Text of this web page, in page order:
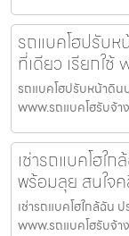
รถแบคโฮปรับห
ที่เดียว เรียกใช้
รถแบคโฮปรับหน้าดิน
www.รถแบคโฮรับจ้
เช่ารถแบคโฮใ
พร้อมลุย สนใจ
เช่ารถแบคโฮใกล้ฉัน
www.รถแบคโฮรับจ้